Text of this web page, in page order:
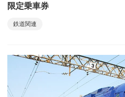
限定乗車券
鉄道関連